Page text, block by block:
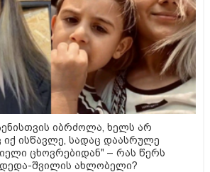
იბრძოლა, ხელს არ
ისწავლე, სადაც დაასრულე
ცხოვრებიდან" – რას წერს
შვილის ახლობელი?